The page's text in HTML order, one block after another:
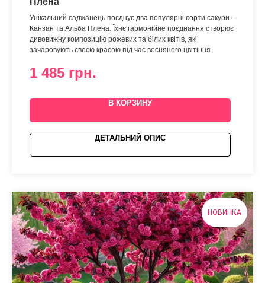
Унікальний саджанець поєднує два популярні сорти сакури –
Канзан та Альба Плена. Їхнє гармонійне поєднання створює
дивовижну композицію рожевих та білих квітів, які
зачаровують своєю красою під час весняного цвітіння.
1 485 грн.
В КОРЗИНУ
ДЕТАЛЬНИЙ ОПИС
НОВИНКА